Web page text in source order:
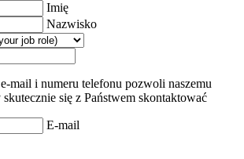
Imię
Nazwisko
mail i numeru telefonu pozwoli naszemu
skutecznie się z Państwem skontaktować
E-mail